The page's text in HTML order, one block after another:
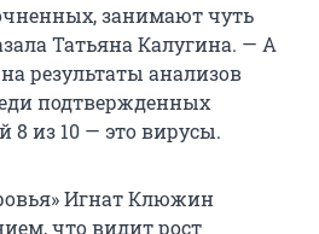
занимают чуть
Татьяна Калугина. — А
результаты анализов
подтвержденных
из 10 — это вирусы.
Игнат Клюжин
что видит рост